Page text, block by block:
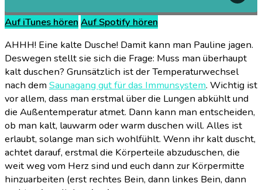
Auf iTunes hören Auf Spotify hören
AHHH! Eine kalte Dusche! Damit kann man Pauline jagen.
Deswegen stellt sie sich die Frage: Muss man überhaupt
kalt duschen? Grunsätzlich ist der Temperaturwechsel
nach dem Saunagang gut für das Immunsystem. Wichtig ist
vor allem, dass man erstmal über die Lungen abkühlt und
die Außentemperatur atmet. Dann kann man entscheiden,
ob man kalt, lauwarm oder warm duschen will. Alles ist
erlaubt, solange man sich wohlfühlt. Wenn ihr kalt duscht,
achtet darauf, erstmal die Körperteile abzuduschen, die
weit weg vom Herz sind und euch dann zur Körpermitte
hinzuarbeiten (erst rechtes Bein, dann linkes Bein, dann